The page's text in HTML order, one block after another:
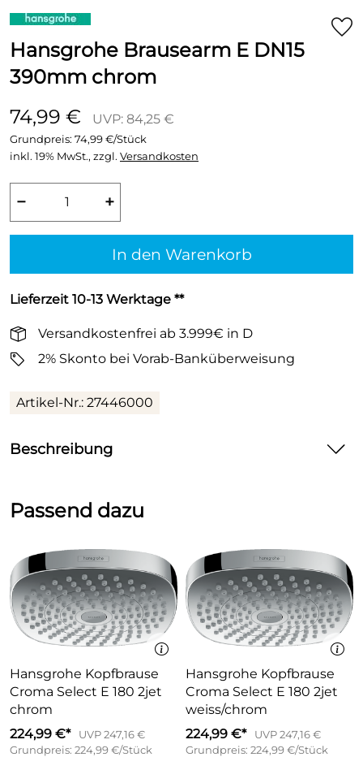
Hansgrohe Brausearm E DN15
390mm chrom
74,99 €
UVP: 84,25 €
Grundpreis: 74,99 €/Stück
inkl. 19% MwSt., zzgl. Versandkosten
− +
In den Warenkorb
Lieferzeit 10-13 Werktage **
Versandkostenfrei ab 3.999€ in D
2% Skonto bei Vorab-Banküberweisung
Artikel-Nr.: 27446000
Beschreibung
Wandmontage
Material: Messing
Ausführung: 90° Winkel
Anschlussgewinde G ½
Anschlussgröße DN15
Passend dazu
Hansgrohe Kopfbrause
Croma Select E 180 2jet
chrom
224,99 €*
UVP 247,16 €
Grundpreis: 224,99 €/Stück
Hansgrohe Kopfbrause
Croma Select E 180 2jet
weiss/chrom
224,99 €*
UVP 247,16 €
Grundpreis: 224,99 €/Stück